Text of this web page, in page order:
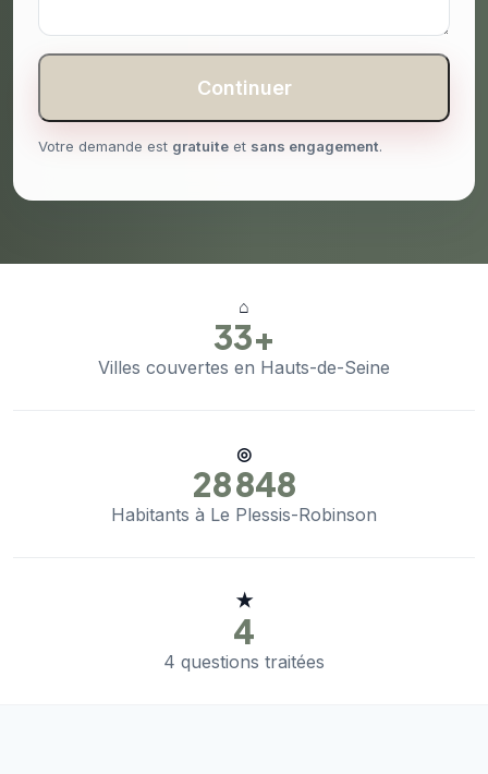
Continuer
Votre demande est gratuite et sans engagement.
⌂
33+
Villes couvertes en Hauts-de-Seine
◎
28 848
Habitants à Le Plessis-Robinson
★
4
4 questions traitées